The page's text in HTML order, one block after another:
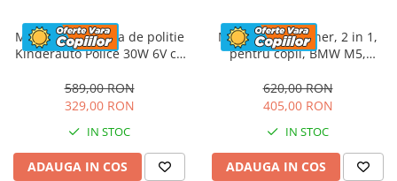
Masinuta electrica de politie
Kinderauto Police 30W 6V cu
bluetooth, culoare Rosu
589,00 RON
329,00 RON
IN STOC
ADAUGA IN COS
Masinuta cu maner, 2 in 1,
pentru copii, BMW M5,
620,00 RON
405,00 RON
IN STOC
ADAUGA IN COS